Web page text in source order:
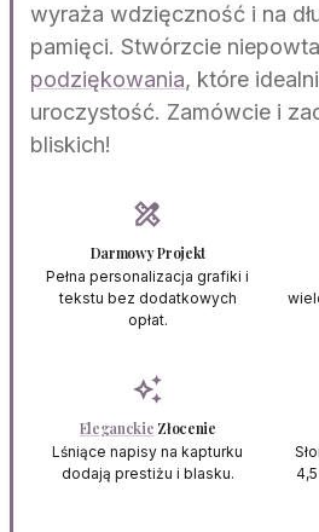
wyraża wdzięczność i na
pamięci. Stwórzcie
podziękowania, które
uroczystość. Zamówcie i
bliskich!
design_services
Darmowy Projekt
Pełna personalizacja grafiki i
tekstu bez dodatkowych
opłat.
auto_awesome
Eleganckie Złocenie
Lśniące napisy na kapturku
dodają prestiżu i blasku.